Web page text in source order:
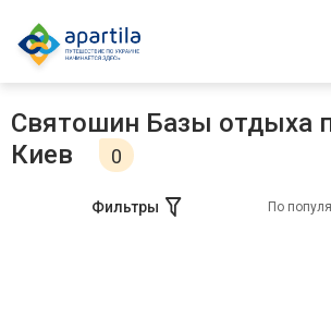
Святошин Базы отдыха
Киев
0
Фильтры По